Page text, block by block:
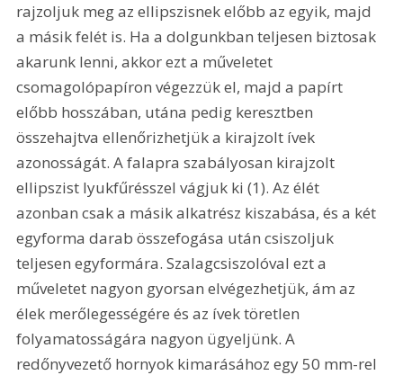
rajzoljuk meg az ellipszisnek előbb az egyik, majd
a másik felét is. Ha a dolgunkban teljesen biztosak
akarunk lenni, akkor ezt a műveletet
csomagolópapíron végezzük el, majd a papírt
előbb hosszában, utána pedig keresztben
összehajtva ellenőrizhetjük a kirajzolt ívek
azonosságát. A falapra szabályosan kirajzolt
ellipszist lyukfűrésszel vágjuk ki (1). Az élét
azonban csak a másik alkatrész kiszabása, és a két
egyforma darab összefogása után csiszoljuk
teljesen egyformára. Szalagcsiszolóval ezt a
műveletet nagyon gyorsan elvégezhetjük, ám az
élek merőlegességére és az ívek töretlen
folyamatosságára nagyon ügyeljünk. A
redőnyvezető hornyok kimarásához egy 50 mm-rel